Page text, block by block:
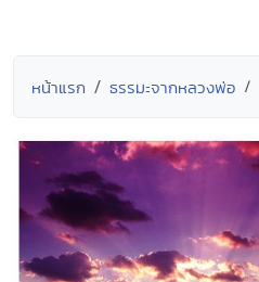
หน้าแรก ธรรมะจากหลวงพ่อ